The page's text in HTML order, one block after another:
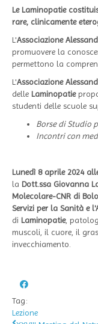
Le Laminopatie
rare, clinicamente
L'Associazione
promuovere la
permettono la
L'Associazione
delle Laminopatie
studenti delle scuole
Borse di Studio
Incontri con
Lunedì 8 aprile 2024
la Dott.ssa Giovanna
Molecolare-CNR di
Servizi per la Sanità e
di Laminopatie,
muscoli, il cuore, il
invecchiamento.
Tag:
Lezione